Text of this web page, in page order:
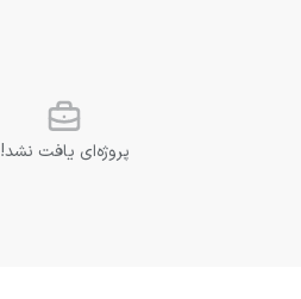
پروژه‌ای یافت نشد!